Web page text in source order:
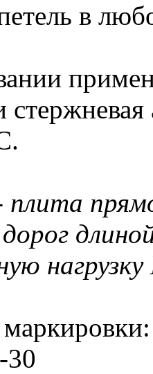
в
плита